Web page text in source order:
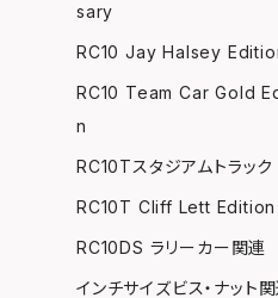
sary
RC10 Jay Halsey
RC10 Team Car Gold
n
RC10Tスタジアムトラック
RC10T Cliff Lett Edition
RC10DS ラリーカー関連
インチサイズビス・ナット